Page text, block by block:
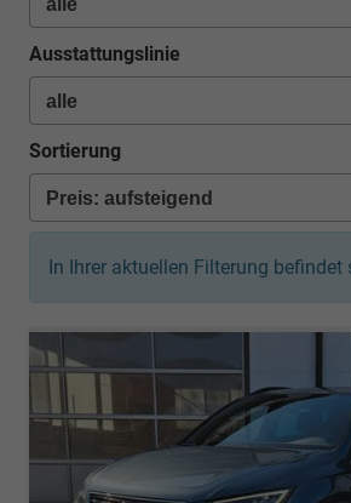
Ausstattungslinie
Sortierung
In Ihrer aktuellen Filterung befindet